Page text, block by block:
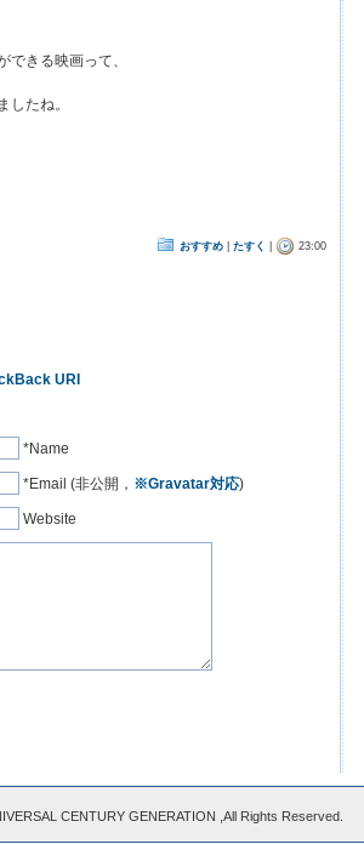
できる映画って、
したね。
おすすめ たすく 23:00
URI
*Name
*Email (非公開， ※Gravatar対応)
Website
CENTURY GENERATION ,All Rights Reserved.